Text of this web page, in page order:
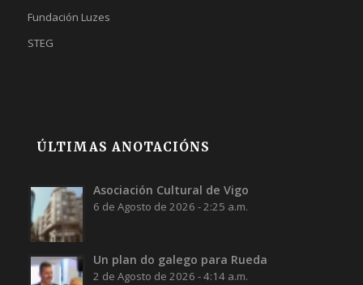
Fundación Luzes
STEG
ÚLTIMAS ANOTACIÓNS
Asociación Cultural de Vigo
6 de Agosto de 2026 - 2:25 a.m.
Un plan do galego para Rueda
2 de Agosto de 2026 - 4:14 a.m.